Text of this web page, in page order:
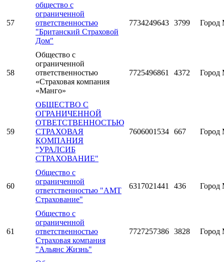
57
общество с
ограниченной
ответственностью
"Британский Страховой
Дом"
7734249643 3799 Город
58
Общество с
ограниченной
ответственностью
«Страховая компания
«Манго»
7725496861 4372 Город
59
ОБЩЕСТВО С
ОГРАНИЧЕННОЙ
ОТВЕТСТВЕННОСТЬЮ
СТРАХОВАЯ
КОМПАНИЯ
"УРАЛСИБ
СТРАХОВАНИЕ"
7606001534 667 Город
60
Общество с
ограниченной
ответственностью "АМТ
Страхование"
6317021441 436 Город
61
Общество с
ограниченной
ответственностью
Страховая компания
"Альянс Жизнь"
7727257386 3828 Город